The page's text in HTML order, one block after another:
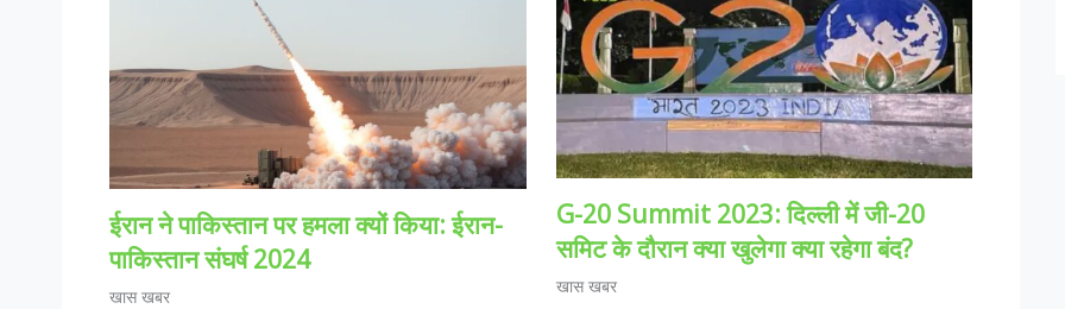
ईरान ने पाकिस्तान पर हमला क्यों किया: ईरान-
पाकिस्तान संघर्ष 2024
खास खबर
G-20 Summit 2023: दिल्ली में जी-20
समिट के दौरान क्या खुलेगा क्या रहेगा बंद?
खास खबर